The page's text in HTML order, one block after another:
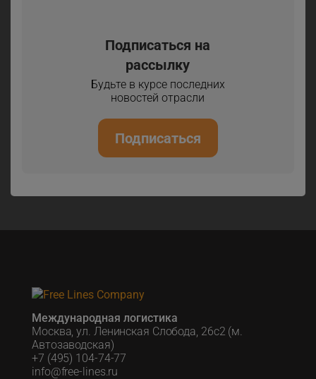
Подписаться на
рассылку
Будьте в курсе последних
новостей отрасли
Подписаться
Международная логистика
Москва, ул. Ленинская Слобода, 26с2 (м.
Автозаводская)
+7 (495) 104-74-77
info@free-lines.ru